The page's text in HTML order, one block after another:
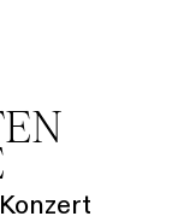
Konzert